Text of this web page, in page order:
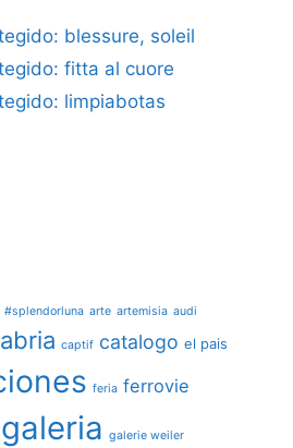
blessure, soleil
fitta al cuore
limpiabotas
#splendorluna arte artemisia audi
captif catalogo el pais
feria ferrovie
galeria galerie weiler